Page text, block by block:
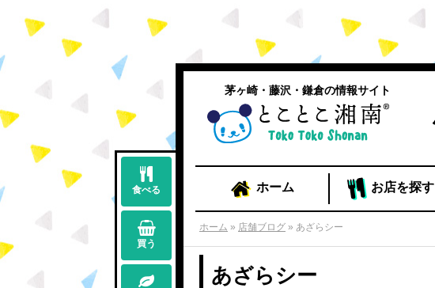
食べる
買う
茅ヶ崎・藤沢・鎌倉の情報サイト
ホーム お店を探す
ホーム » 店舗ブログ » あざらシー
あざらシー